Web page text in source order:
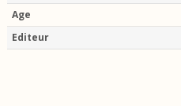
Age
Editeur